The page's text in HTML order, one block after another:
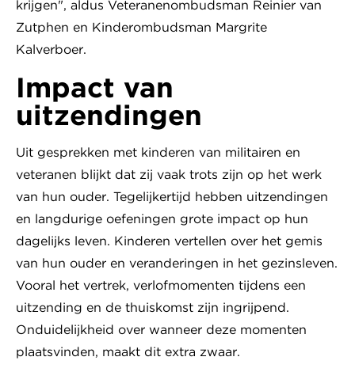
krijgen", aldus Veteranenombudsman Reinier van
Zutphen en Kinderombudsman Margrite
Kalverboer.
Impact van
uitzendingen
Uit gesprekken met kinderen van militairen en
veteranen blijkt dat zij vaak trots zijn op het werk
van hun ouder. Tegelijkertijd hebben uitzendingen
en langdurige oefeningen grote impact op hun
dagelijks leven. Kinderen vertellen over het gemis
van hun ouder en veranderingen in het gezinsleven.
Vooral het vertrek, verlofmomenten tijdens een
uitzending en de thuiskomst zijn ingrijpend.
Onduidelijkheid over wanneer deze momenten
plaatsvinden, maakt dit extra zwaar.